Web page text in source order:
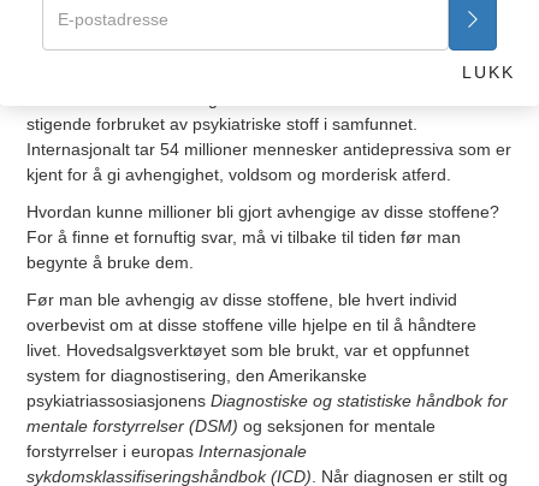
dagevis. Det bemerkelsesverdige er at dette er de samme
stigende forbruket av psykiatriske stoff i samfunnet.
Internasjonalt tar 54 millioner mennesker antidepressiva som er
kjent for å gi avhengighet, voldsom og morderisk atferd.
Hvordan kunne millioner bli gjort avhengige av disse stoffene?
For å finne et fornuftig svar, må vi tilbake til tiden før man
begynte å bruke dem.
Før man ble avhengig av disse stoffene, ble hvert individ
overbevist om at disse stoffene ville hjelpe en til å håndtere
livet. Hovedsalgsverktøyet som ble brukt, var et oppfunnet
system for diagnostisering, den Amerikanske
psykiatriassosiasjonensDiagnostiske og statistiske håndbok for
mentale forstyrrelser (DSM) og seksjonen for mentale
forstyrrelser i europasInternasjonale
sykdomsklassifiseringshåndbok (ICD). Når diagnosen er stilt og
LUKK